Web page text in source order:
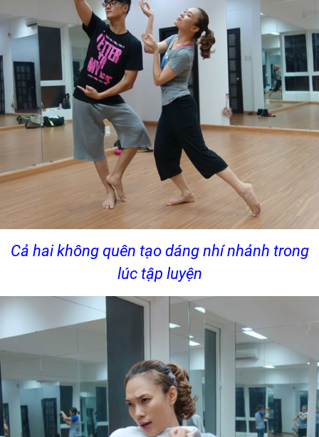
Cả hai không quên tạo dáng nhí nhảnh trong
lúc tập luyện